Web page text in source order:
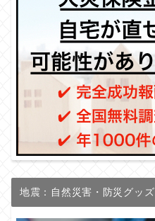
地震：自然災害・防災グッズ